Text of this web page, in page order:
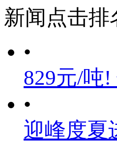
新闻点击排
•
829元/吨
•
迎峰度夏